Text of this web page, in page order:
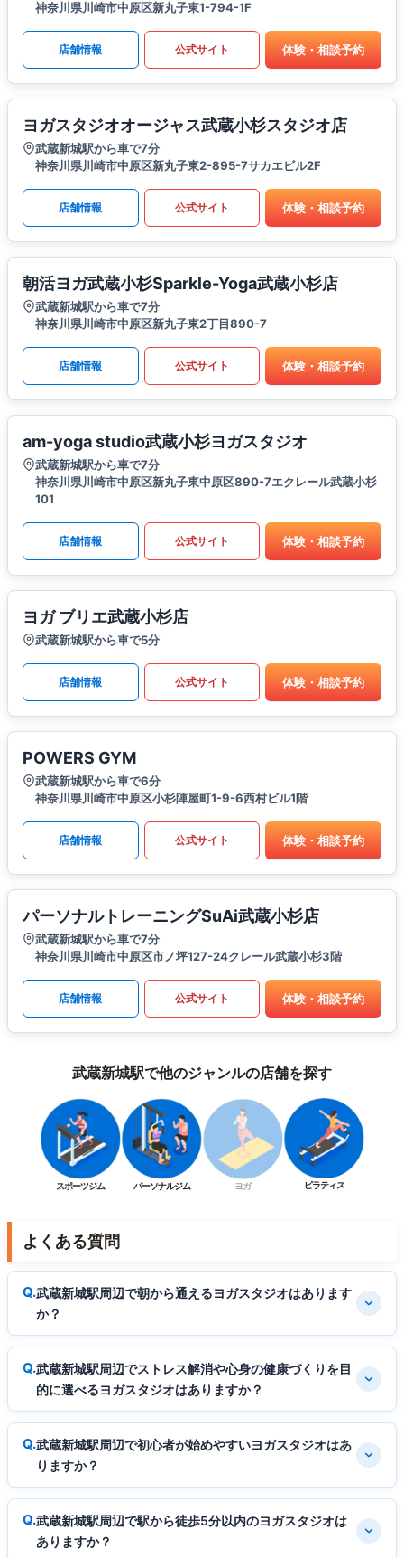
神奈川県川崎市中原区新丸子東1-794-1F
店舗情報 公式サイト 体験・相談予約
ヨガスタジオオージャス武蔵小杉スタジオ店
武蔵新城駅から車で7分
神奈川県川崎市中原区新丸子東2-895-7サカエビル2F
店舗情報 公式サイト 体験・相談予約
朝活ヨガ武蔵小杉Sparkle-Yoga武蔵小杉店
武蔵新城駅から車で7分
神奈川県川崎市中原区新丸子東2丁目890-7
店舗情報 公式サイト 体験・相談予約
am-yoga studio武蔵小杉ヨガスタジオ
武蔵新城駅から車で7分
神奈川県川崎市中原区新丸子東中原区890-7エクレール武蔵小杉
101
店舗情報 公式サイト 体験・相談予約
ヨガ ブリエ武蔵小杉店
武蔵新城駅から車で5分
店舗情報 公式サイト 体験・相談予約
POWERS GYM
武蔵新城駅から車で6分
神奈川県川崎市中原区小杉陣屋町1-9-6西村ビル1階
店舗情報 公式サイト 体験・相談予約
パーソナルトレーニングSuAi武蔵小杉店
武蔵新城駅から車で7分
神奈川県川崎市中原区市ノ坪127-24クレール武蔵小杉3階
店舗情報 公式サイト 体験・相談予約
武蔵新城駅で他のジャンルの店舗を探す
スポーツジム パーソナルジム ヨガ ピラティス
よくある質問
武蔵新城駅周辺で朝から通えるヨガスタジオはあります
か？
武蔵新城駅周辺でストレス解消や心身の健康づくりを目
的に選べるヨガスタジオはありますか？
武蔵新城駅周辺で初心者が始めやすいヨガスタジオはあ
りますか？
武蔵新城駅周辺で駅から徒歩5分以内のヨガスタジオは
ありますか？